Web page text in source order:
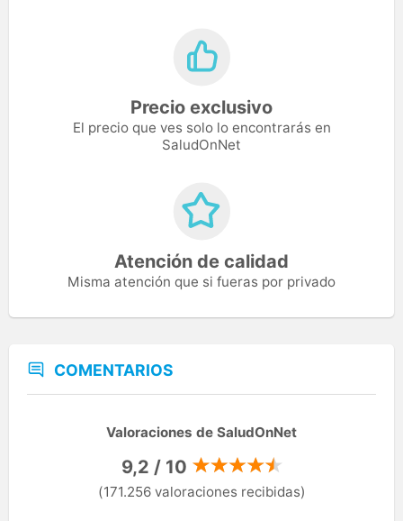
Precio exclusivo
El precio que ves solo lo encontrarás en
SaludOnNet
Atención de calidad
Misma atención que si fueras por privado
COMENTARIOS
Valoraciones de SaludOnNet
9,2 / 10
(171.256 valoraciones recibidas)